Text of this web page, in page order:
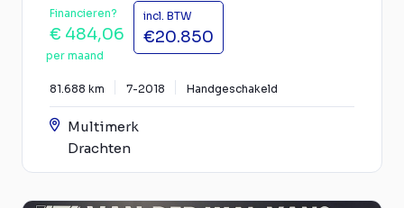
Financieren?
€ 484,06
per maand
incl. BTW
€20.850
81.688 km 7-2018 Handgeschakeld
Multimerk
Drachten